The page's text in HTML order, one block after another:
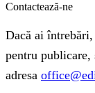
Contactează-ne
Dacă ai
pentru publicare,
adresa